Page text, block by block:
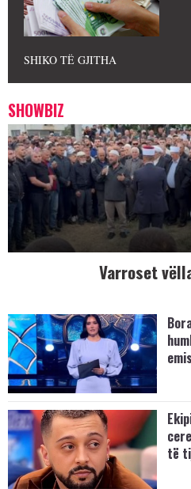
SHIKO TË GJITHA
SHOWBIZ
Varroset
të